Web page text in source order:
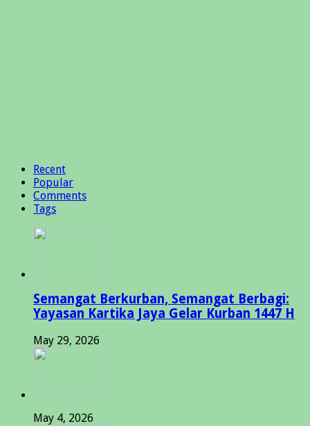
Recent
Popular
Comments
Tags
Semangat Berkurban, Semangat Berbagi:
Yayasan Kartika Jaya Gelar Kurban 1447 H
May 29, 2026
May 4, 2026